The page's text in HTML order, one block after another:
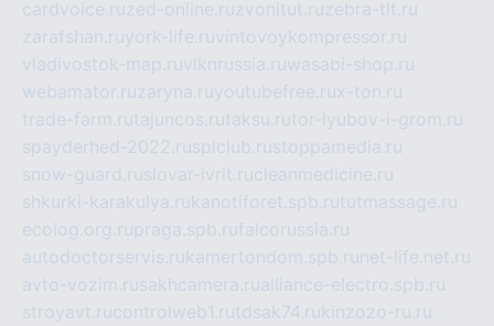
cardvoice.ruzed-online.ruzvonitut.ruzebra-tlt.ru
zarafshan.ruyork-life.ruvintovoykompressor.ru
vladivostok-map.ruvlknrussia.ruwasabi-shop.ru
webamator.ruzaryna.ruyoutubefree.rux-ton.ru
trade-farm.rutajuncos.rutaksu.rutor-lyubov-i-grom.ru
spayderhed-2022.rusplclub.rustoppamedia.ru
snow-guard.ruslovar-ivrit.rucleanmedicine.ru
shkurki-karakulya.rukanotiforet.spb.rututmassage.ru
ecolog.org.rupraga.spb.rufalcorussia.ru
autodoctorservis.rukamertondom.spb.ru net-life.net.ru
avto-vozim.rusakhcamera.rualliance-electro.spb.ru
stroyavt.rucontrolweb1.rutdsak74.rukinzozo-ru.ru